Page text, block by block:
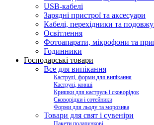
USB-кабелі
Зарядні пристрої та аксесуари
Кабелі, перехідники та
Освітлення
Фотоапарати, мікрофони та
Годинники
Господарські товари
Все для випікання
Каструлі, форми для випікання
Каструлі, ковші
Кришки для каструль і сковорідок
Сковорідки і сотейники
Форми для льоду та морозива
Товари для свят і сувеніри
Пакети подарункові